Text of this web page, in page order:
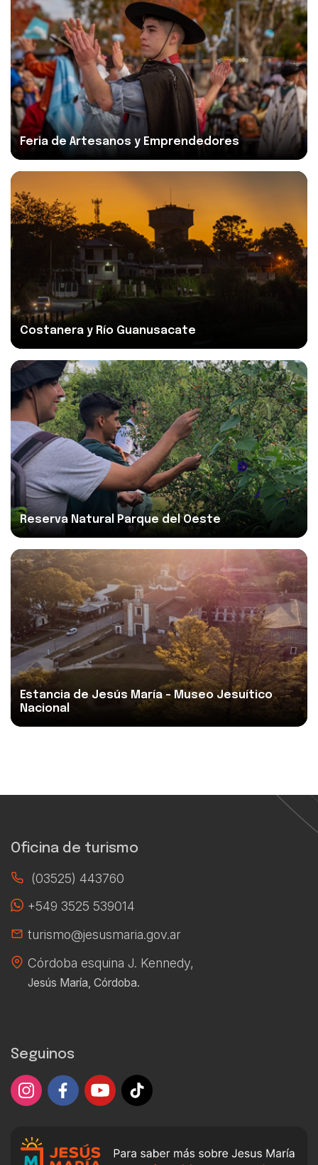
Feria de Artesanos y Emprendedores
Ver más
Costanera y Río Guanusacate
Ver más
Reserva Natural Parque del Oeste
Ver más
Estancia de Jesús María - Museo Jesuítico
Nacional
Ver más
Oficina de turismo
(03525) 443760
+549 3525 539014
turismo@jesusmaria.gov.ar
Córdoba esquina J. Kennedy,
Jesús María, Córdoba.
Seguinos